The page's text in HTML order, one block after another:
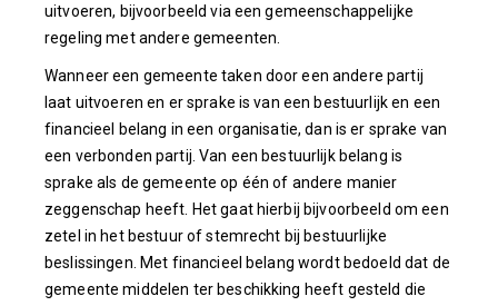
uitvoeren, bijvoorbeeld via een gemeenschappelijke
regeling met andere gemeenten.
Wanneer een gemeente taken door een andere partij
laat uitvoeren en er sprake is van een bestuurlijk en een
financieel belang in een organisatie, dan is er sprake van
een verbonden partij. Van een bestuurlijk belang is
sprake als de gemeente op één of andere manier
zeggenschap heeft. Het gaat hierbij bijvoorbeeld om een
zetel in het bestuur of stemrecht bij bestuurlijke
beslissingen. Met financieel belang wordt bedoeld dat de
gemeente middelen ter beschikking heeft gesteld die